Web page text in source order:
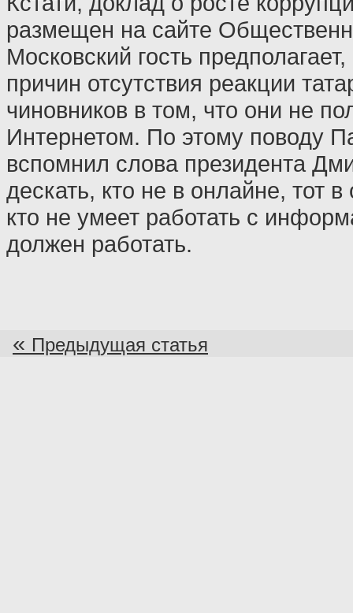
размещен на сайте
Московский гость
причин отсутствия реакции
чиновников в том, что они не
Интернетом. По этому поводу
вспомнил слова президента
дескать, кто не в онлайне, тот
кто не умеет работать с
должен работать.
« Предыдущая статья